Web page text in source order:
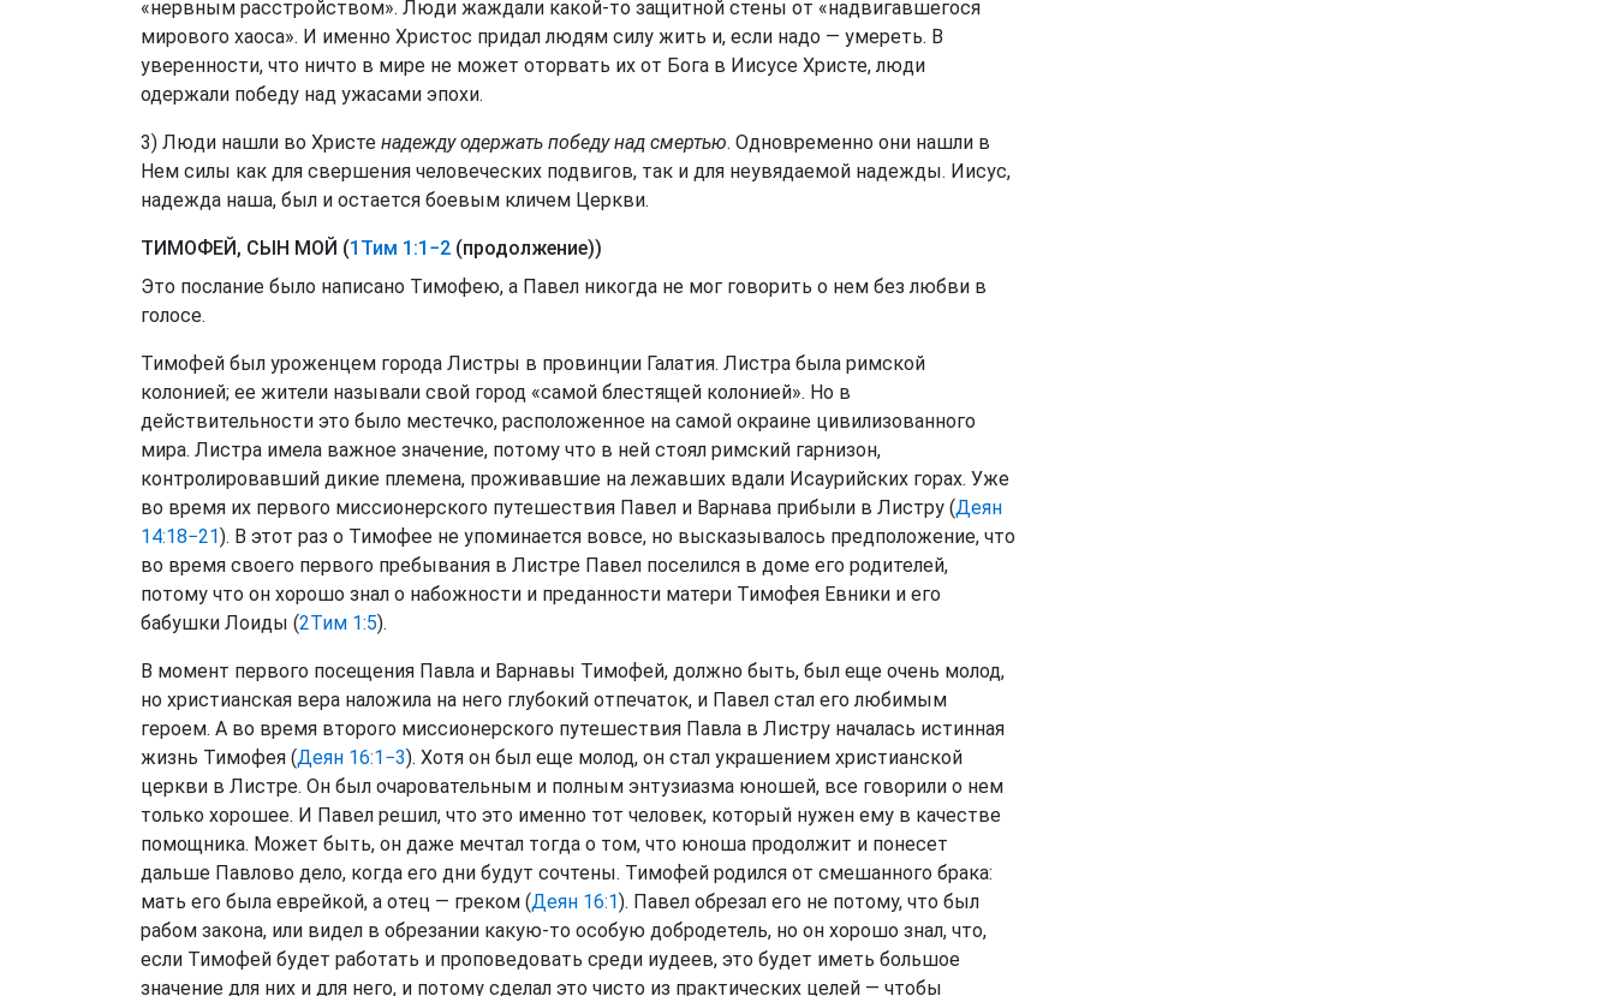
«нервным расстройством». Люди жаждали какой-то защитной стены от «надвигавшегося
мирового хаоса». И именно Христос придал людям силу жить и, если надо — умереть. В
уверенности, что ничто в мире не может оторвать их от Бога в Иисусе Христе, люди
одержали победу над ужасами эпохи.
3) Люди нашли во Христе надежду одержать победу над смертью. Одновременно они нашли в
Нем силы как для свершения человеческих подвигов, так и для неувядаемой надежды. Иисус,
надежда наша, был и остается боевым кличем Церкви.
ТИМОФЕЙ, СЫН МОЙ (1Тим 1:1−2 (продолжение))
Это послание было написано Тимофею, а Павел никогда не мог говорить о нем без любви в
голосе.
Тимофей был уроженцем города Листры в провинции Галатия. Листра была римской
колонией; ее жители называли свой город «самой блестящей колонией». Но в
действительности это было местечко, расположенное на самой окраине цивилизованного
мира. Листра имела важное значение, потому что в ней стоял римский гарнизон,
контролировавший дикие племена, проживавшие на лежавших вдали Исаурийских горах. Уже
во время их первого миссионерского путешествия Павел и Варнава прибыли в Листру (Деян
14:18−21). В этот раз о Тимофее не упоминается вовсе, но высказывалось предположение, что
во время своего первого пребывания в Листре Павел поселился в доме его родителей,
потому что он хорошо знал о набожности и преданности матери Тимофея Евники и его
бабушки Лоиды (2Тим 1:5).
В момент первого посещения Павла и Варнавы Тимофей, должно быть, был еще очень молод,
но христианская вера наложила на него глубокий отпечаток, и Павел стал его любимым
героем. А во время второго миссионерского путешествия Павла в Листру началась истинная
жизнь Тимофея (Деян 16:1−3). Хотя он был еще молод, он стал украшением христианской
церкви в Листре. Он был очаровательным и полным энтузиазма юношей, все говорили о нем
только хорошее. И Павел решил, что это именно тот человек, который нужен ему в качестве
помощника. Может быть, он даже мечтал тогда о том, что юноша продолжит и понесет
дальше Павлово дело, когда его дни будут сочтены. Тимофей родился от смешанного брака:
мать его была еврейкой, а отец — греком (Деян 16:1). Павел обрезал его не потому, что был
рабом закона, или видел в обрезании какую-то особую добродетель, но он хорошо знал, что,
если Тимофей будет работать и проповедовать среди иудеев, это будет иметь большое
значение для них и для него, и потому сделал это чисто из практических целей — чтобы